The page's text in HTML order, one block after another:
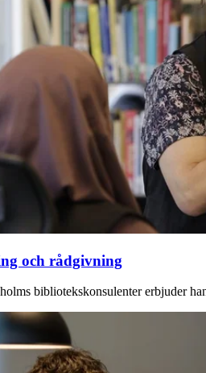
och rådgivning
bibliotekskonsulenter erbjuder